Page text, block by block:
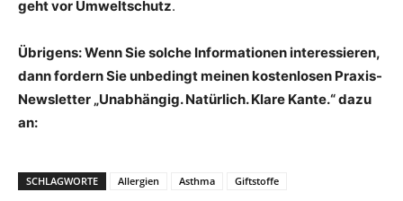
geht vor Umweltschutz.
Übrigens: Wenn Sie solche Informationen interessieren,
dann fordern Sie unbedingt meinen kostenlosen Praxis-
Newsletter „Unabhängig. Natürlich. Klare Kante.“ dazu
an:
SCHLAGWORTE Allergien Asthma Giftstoffe